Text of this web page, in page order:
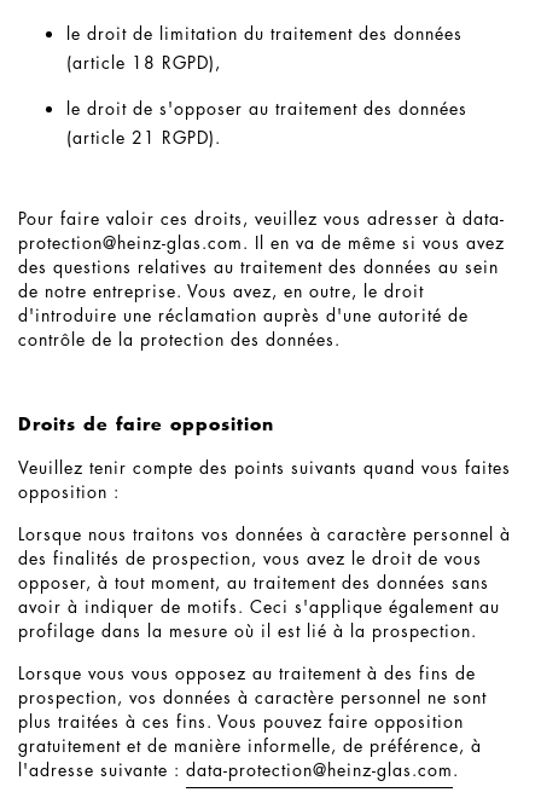
le droit de limitation du traitement des données
(article 18 RGPD),
le droit de s'opposer au traitement des données
(article 21 RGPD).
Pour faire valoir ces droits, veuillez vous adresser à data-
protection@heinz-glas.com. Il en va de même si vous avez
des questions relatives au traitement des données au sein
de notre entreprise. Vous avez, en outre, le droit
d'introduire une réclamation auprès d'une autorité de
contrôle de la protection des données.
Droits de faire opposition
Veuillez tenir compte des points suivants quand vous faites
opposition :
Lorsque nous traitons vos données à caractère personnel à
des finalités de prospection, vous avez le droit de vous
opposer, à tout moment, au traitement des données sans
avoir à indiquer de motifs. Ceci s'applique également au
profilage dans la mesure où il est lié à la prospection.
Lorsque vous vous opposez au traitement à des fins de
prospection, vos données à caractère personnel ne sont
plus traitées à ces fins. Vous pouvez faire opposition
gratuitement et de manière informelle, de préférence, à
l'adresse suivante : data-protection@heinz-glas.com.